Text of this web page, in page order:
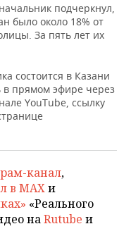
подчеркнул,
было около 18% от
За пять лет их
состоится в Казани
в прямом эфире через
YouТube, ссылку
канал,
в MAXи
«Реального
наRutube и